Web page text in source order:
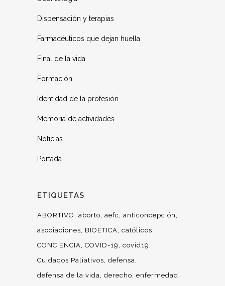
Dispensación y terapias
Farmacéuticos que dejan huella
Final de la vida
Formación
Identidad de la profesión
Memoria de actividades
Noticias
Portada
ETIQUETAS
ABORTIVO aborto aefc
anticoncepción
asociaciones
BIOETICA católicos
CONCIENCIA COVID-19
covid19
Cuidados Paliativos defensa
defensa de la vida derecho enfermedad